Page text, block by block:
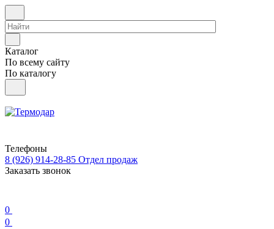
Каталог
По всему сайту
По каталогу
Телефоны
8 (926) 914-28-85 Отдел продаж
Заказать звонок
0
0